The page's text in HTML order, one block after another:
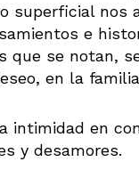
superficial nos
e
que se notan,
en la
intimidad en
y desamores.